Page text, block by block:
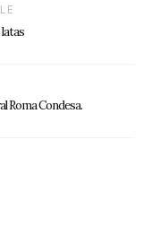
Roma Condesa.